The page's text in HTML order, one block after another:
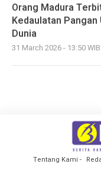
Orang Madura
Kedaulatan
Dunia
31 March 2026 - 13:50 WIB
Tentang Kami